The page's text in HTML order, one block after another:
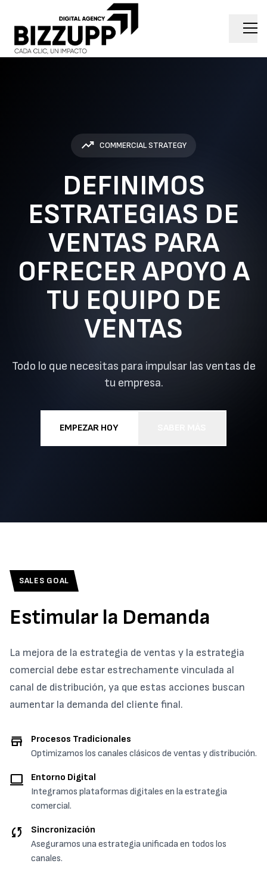
trending_up COMMERCIAL STRATEGY
DEFINIMOS
ESTRATEGIAS DE
VENTAS PARA
OFRECER APOYO A
TU EQUIPO DE
VENTAS
Todo lo que necesitas para impulsar las ventas de
tu empresa.
EMPEZAR HOY
SALES GOAL
Estimular la Demanda
La mejora de la estrategia de ventas y la estrategia
comercial debe estar estrechamente vinculada al
canal de distribución, ya que estas acciones buscan
aumentar la demanda del cliente final.
store
Procesos Tradicionales
Optimizamos los canales clásicos de ventas y distribución.
computer
Entorno Digital
Integramos plataformas digitales en la estrategia
comercial.
sync
Sincronización
Aseguramos una estrategia unificada en todos los
canales.